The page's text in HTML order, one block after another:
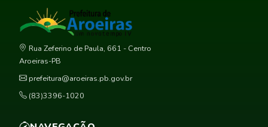
Rua Zeferino de Paula, 661 - Centro
Aroeiras-PB
prefeitura@aroeiras.pb.gov.br
(83)3396-1020